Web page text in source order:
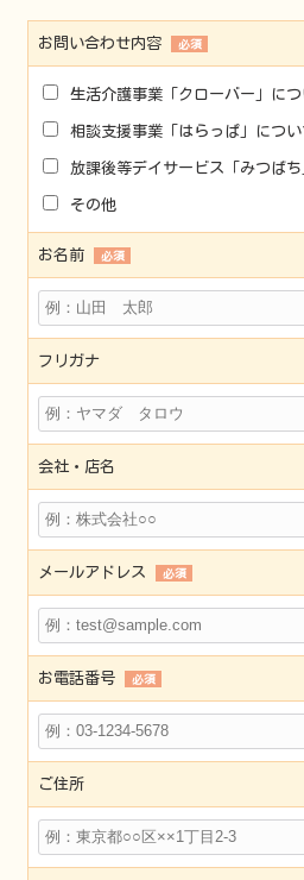
お問い合わせ内容 必須
生活介護事業「クローバー」につ
相談支援事業「はらっぱ」につい
放課後等デイサービス「みつば
その他
お名前 必須
フリガナ
会社・店名
メールアドレス 必須
お電話番号 必須
ご住所